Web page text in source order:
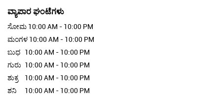
ವ್ಯಾಪಾರ ಘಂಟೆಗಳು
ಸೋಮ 10:00 AM - 10:00 PM
ಮಂಗಳ 10:00 AM - 10:00 PM
ಬುಧ 10:00 AM - 10:00 PM
ಗುರು 10:00 AM - 10:00 PM
ಶುಕ್ರ
10:00 AM - 10:00 PM
ಶನಿ
10:00 AM - 10:00 PM